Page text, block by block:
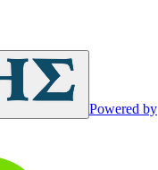
Powered by